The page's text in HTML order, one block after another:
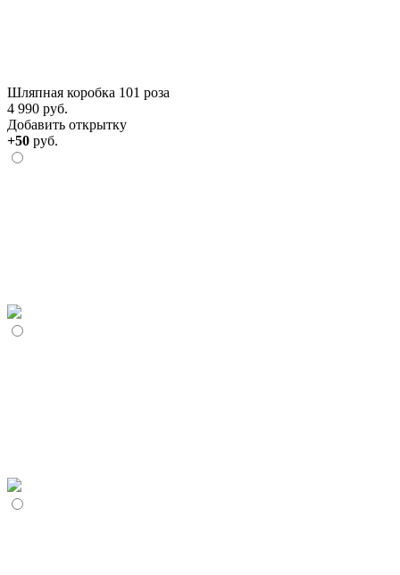
Шляпная коробка 101 роза
4 990 руб.
Добавить открытку
+50 руб.